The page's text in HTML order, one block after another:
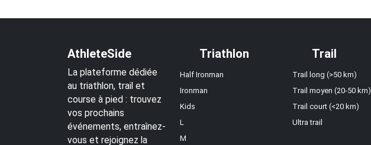
AthleteSide
La plateforme dédiée
au triathlon, trail et
course à pied : trouvez
vos prochains
événements, entraînez-
vous et rejoignez la
Triathlon
Half Ironman
Ironman
Kids
L
M
Trail
Trail long (>50 km)
Trail moyen (20-50 km)
Trail court (<20 km)
Ultra trail